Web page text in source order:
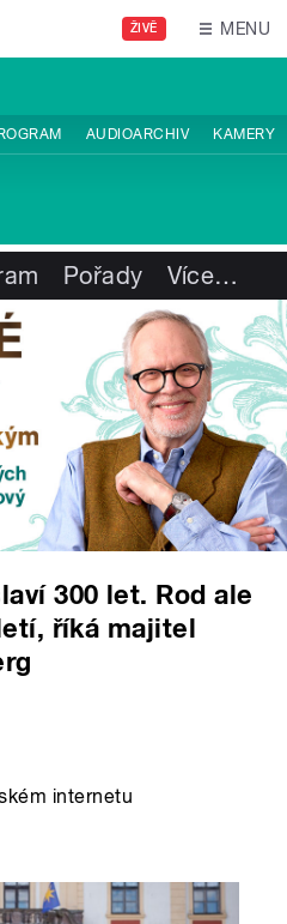
ŽIVĚ MENU
AUDIOARCHIV KAMERY
Pořady Více…
300 let. Rod ale
říká majitel
internetu